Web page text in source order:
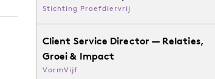
Stichting Proefdiervrij
Client Service Director — Relaties,
Groei & Impact
VormVijf